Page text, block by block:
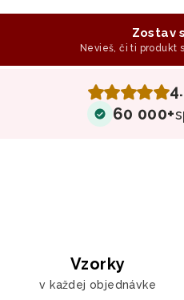
Zostav
Nevieš, či ti produkt
60 000+
Vzorky
v každej objednávke